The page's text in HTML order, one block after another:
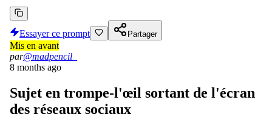
Essayer ce prompt Partager
Mis en avant
par@madpencil_
8 months ago
Sujet en trompe-l'œil sortant de l'écran
des réseaux sociaux